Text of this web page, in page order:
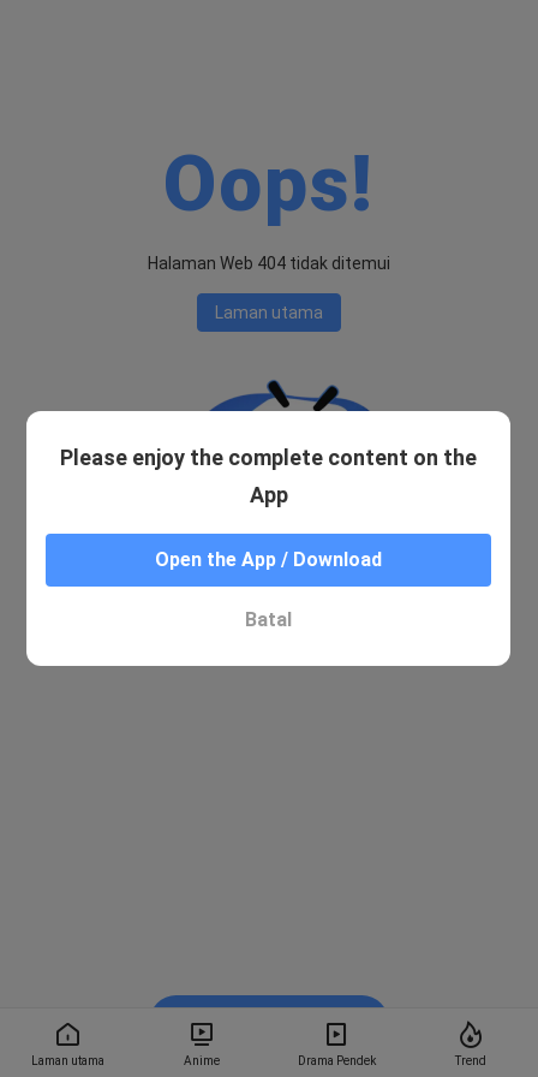
Laman utama Anime Drama Pendek Trend
Oops!
Halaman Web 404 tidak ditemui
Laman utama
Tonton dalam BiliBili
Please enjoy the complete content on the
App
Open the App / Download
Batal